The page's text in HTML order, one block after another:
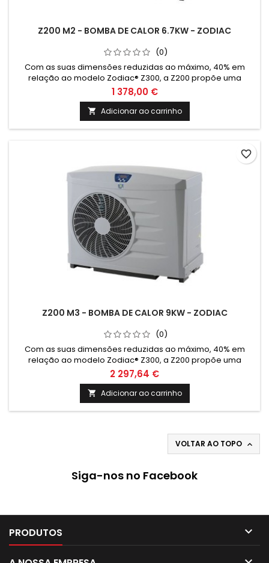
Z200 M2 - BOMBA DE CALOR 6.7KW - ZODIAC
(0)
Com as suas dimensões reduzidas ao máximo, 40% em
relação ao modelo Zodiac® Z300, a Z200 propõe uma
solução eficaz e uma ocupação de espaço mínima no seu
jardim.
1 378,00 €
 Adicionar ao carrinho
Z200 M3 - BOMBA DE CALOR 9KW - ZODIAC
(0)
Com as suas dimensões reduzidas ao máximo, 40% em
relação ao modelo Zodiac® Z300, a Z200 propõe uma
solução eficaz e uma ocupação de espaço mínima no seu
jardim.
2 297,64 €
 Adicionar ao carrinho
favorite_border
VOLTAR AO TOPO 
Siga-nos no Facebook
PRODUTOS 